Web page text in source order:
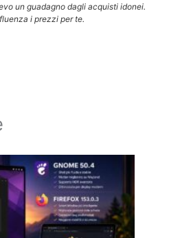
un guadagno dagli acquisti idonei.
i prezzi per te.